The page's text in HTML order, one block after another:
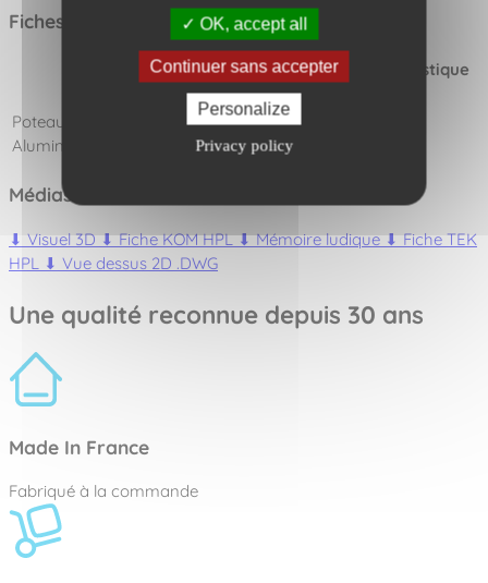
OK, accept all
Continuer sans accepter
Personalize
Privacy policy
Fiches techniques :
Habillage
Habillage
PEHD
Habillage Plastique
Poteaux
Aluminium
technique
Médias :
⬇ Visuel 3D⬇Fiche KOM HPL⬇Mémoire ludique⬇Fiche TEK
HPL ⬇ Vue dessus 2D .DWG
Une qualité reconnue depuis 30 ans
Made In France
Fabriqué à la commande